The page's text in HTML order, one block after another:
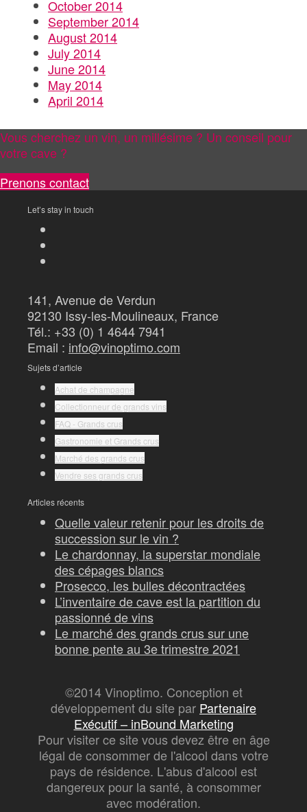
October 2014
September 2014
August 2014
July 2014
June 2014
May 2014
April 2014
Vous cherchez un vin, un millésime ? Un conseil pour
votre cave ?
Prenons contact
Let’s stay in touch
141, Avenue de Verdun
92130 Issy-les-Moulineaux, France
Tél.: +33 (0) 1 4644 7941
Email : info@vinoptimo.com
Sujets d’article
Achat de champagne
Collectionneur de grands vins
FAQ - Grands crus
Gastronomie et Grands crus
Marché des grands crus
Vendre ses grands crus
Articles récents
Quelle valeur retenir pour les droits de
succession sur le vin ?
Le chardonnay, la superstar mondiale
des cépages blancs
Prosecco, les bulles décontractées
L’inventaire de cave est la partition du
passionné de vins
Le marché des grands crus sur une
bonne pente au 3e trimestre 2021
©2014 Vinoptimo. Conception et
développement du site par Partenaire
Exécutif – inBound Marketing
Pour visiter ce site vous devez être en âge
légal de consommer de l'alcool dans votre
pays de résidence. L'abus d'alcool est
dangereux pour la santé, à consommer
avec modération.